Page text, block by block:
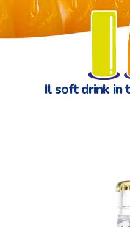
Il soft drink in